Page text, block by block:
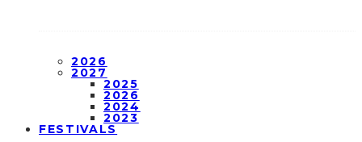
2026
2027
2025
2026
2024
2023
FESTIVALS